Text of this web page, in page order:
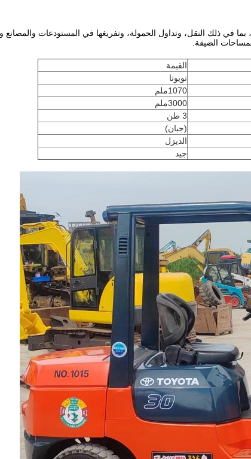
في ذلك النقل، وتداول الحمولة، وتفريغها في المستودعات والمصانع
الضيقة.
القيمة
تويوتا
1070ملم
3000ملم
3 طن
(جبان)
الديزل
جيد